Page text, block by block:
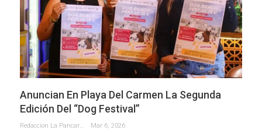
Anuncian En Playa Del Carmen La Segunda
Edición Del “Dog Festival”
Redaccion La Pancarta De Quintana Roo Mar 6, 2026